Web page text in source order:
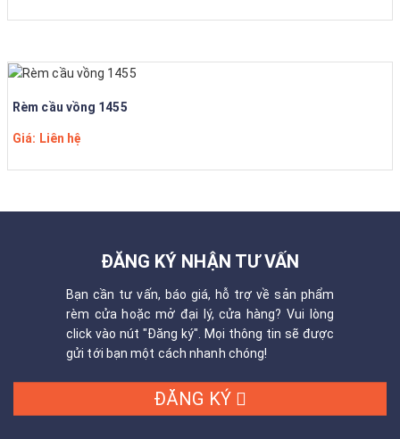
Rèm cầu vồng 1455
Giá: Liên hệ
ĐĂNG KÝ NHẬN TƯ VẤN
Bạn cần tư vấn, báo giá, hỗ trợ về sản phẩm
rèm cửa hoặc mở đại lý, cửa hàng? Vui lòng
click vào nút "Đăng ký". Mọi thông tin sẽ được
gửi tới bạn một cách nhanh chóng!
ĐĂNG KÝ